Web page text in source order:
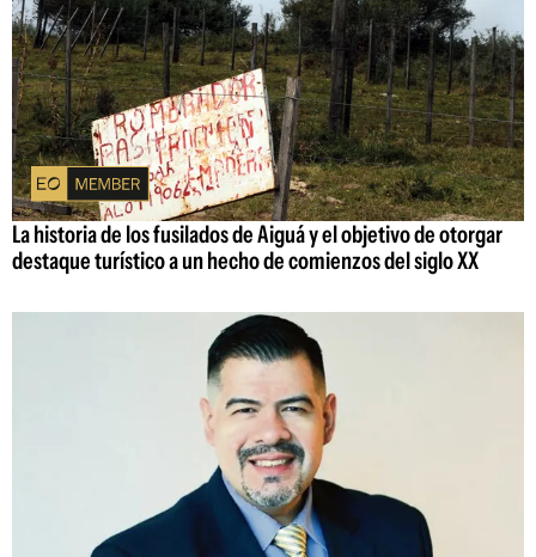
La historia de los fusilados de Aiguá y el objetivo de otorgar
destaque turístico a un hecho de comienzos del siglo XX